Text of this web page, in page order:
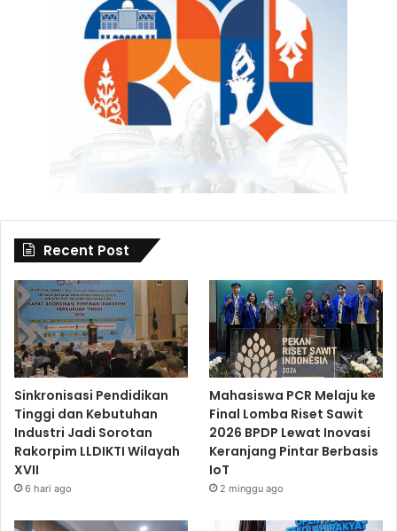
Recent Post
Sinkronisasi Pendidikan
Tinggi dan Kebutuhan
Industri Jadi Sorotan
Rakorpim LLDIKTI Wilayah
XVII
6 hari ago
Mahasiswa PCR Melaju ke
Final Lomba Riset Sawit
2026 BPDP Lewat Inovasi
Keranjang Pintar Berbasis
IoT
2 minggu ago